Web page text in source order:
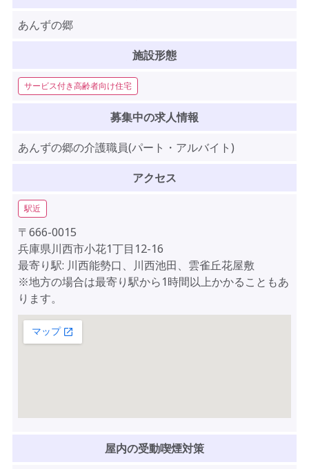
あんずの郷
施設形態
サービス付き高齢者向け住宅
募集中の求人情報
あんずの郷の介護職員(パート・アルバイト)
アクセス
駅近
〒666-0015
兵庫県川西市小花1丁目12-16
最寄り駅: 川西能勢口、川西池田、雲雀丘花屋敷
※地方の場合は最寄り駅から1時間以上かかることもあ
ります。
屋内の受動喫煙対策